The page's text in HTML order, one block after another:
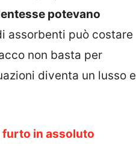
potevano
assorbenti può costare
non basta per
diventa un lusso e
furto in assoluto